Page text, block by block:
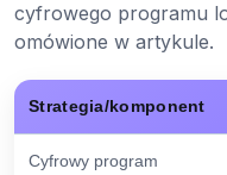
cyfrowego programu
omówione w artykule.
Strategia/komponent
Cyfrowy program